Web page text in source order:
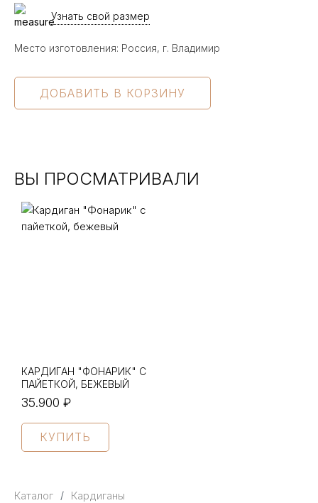
Узнать свой размер
Место изготовления: Россия, г. Владимир
ВЫ ПРОСМАТРИВАЛИ
КАРДИГАН "ФОНАРИК" С
ПАЙЕТКОЙ, БЕЖЕВЫЙ
35.900 ₽
КУПИТЬ
Каталог Кардиганы